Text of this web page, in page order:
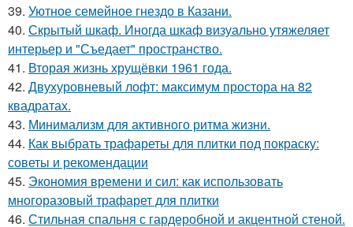
39. Уютное семейное гнездо в Казани.
40. Скрытый шкаф. Иногда шкаф визуально утяжеляет
интерьер и "Съедает" пространство.
41. Вторая жизнь хрущёвки 1961 года.
42. Двухуровневый лофт: максимум простора на 82
квадратах.
43. Минимализм для активного ритма жизни.
44. Как выбрать трафареты для плитки под покраску:
советы и рекомендации
45. Экономия времени и сил: как использовать
многоразовый трафарет для плитки
46. Стильная спальня с гардеробной и акцентной стеной.